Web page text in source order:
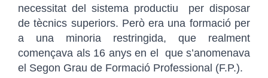
necessitat del sistema productiu per disposar
de tècnics superiors. Però era una formació per
a una minoria restringida, que realment
començava als 16 anys en el que s’anomenava
el Segon Grau de Formació Professional (F.P.).